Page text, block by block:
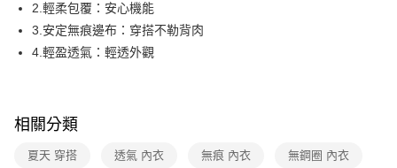
每筆NT$80，滿NT$1,000(含以上)免運費
付款後全家取貨
每筆NT$80，滿NT$1,000(含以上)免運費
付款後7-11取貨
2.輕柔包覆：安心機能
3.安定無痕邊布：穿搭不勒背肉
4.輕盈透氣：輕透外觀
相關分類
夏天 穿搭 透氣 內衣 無痕 內衣 無鋼圈 內衣